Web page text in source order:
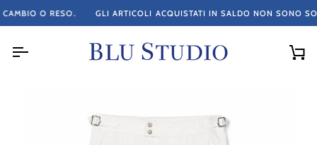
al
RESO. GLI ARTICOLI ACQUISTATI IN SALDO NON SONO SOGGETTI